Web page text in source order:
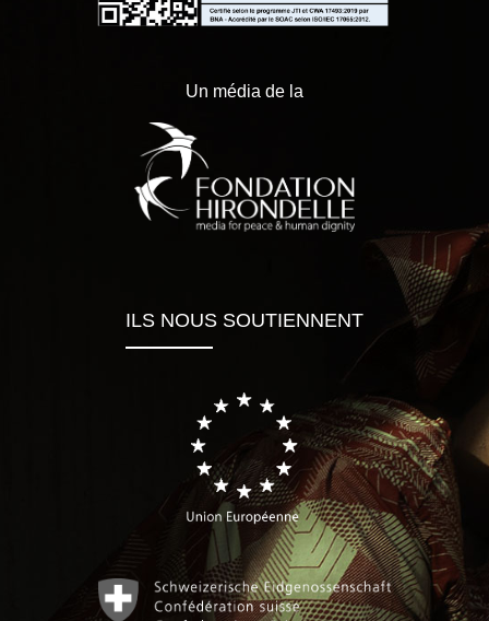
Un média de la
ILS NOUS SOUTIENNENT